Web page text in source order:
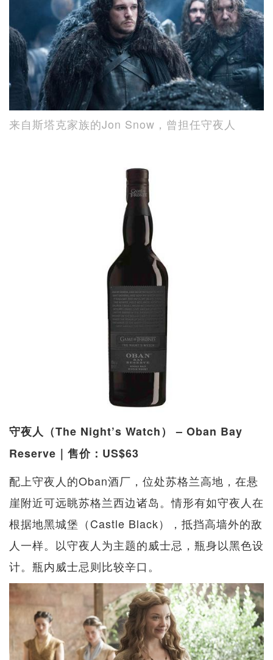
来自斯塔克家族的Jon Snow，曾担任守夜人
守夜人（The Night’s Watch） – Oban Bay
Reserve｜售价：US$63
配上守夜人的Oban酒厂，位处苏格兰高地，在悬
崖附近可远眺苏格兰西边诸岛。情形有如守夜人在
根据地黑城堡（Castle Black），抵挡高墙外的敌
人一样。以守夜人为主题的威士忌，瓶身以黑色设
计。瓶内威士忌则比较辛口。